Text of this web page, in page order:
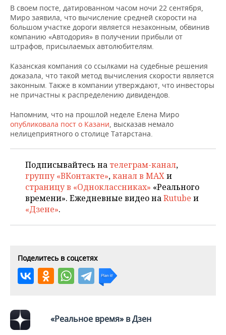
ТАТАРСТАНА
ИНВЕСТИЦИИ
НЕФТЕХИМИЯ
НЕФТЬ
ОПК
ЭНЕРГЕТИКА
НОВОСТИ БИЗНЕСА
РОЗНИЧНАЯ ТОРГОВЛЯ
ТРАНСПОРТ
УСЛУГИ
ТЕХНОЛОГИИ
НОВОСТИ ТЕХНОЛОГИЙ
IT
МЕДИА
ТЕЛЕКОММУНИКАЦИИ
МЕРОПРИЯТИЯ
НОВОСТИ МЕРОПРИЯТИЙ
ВЫЕЗДНАЯ РЕДАКЦИЯ
БИЗНЕС-БРАНЧИ
ONLINE-КОНФЕРЕНЦИИ
СПОРТ
НОВОСТИ СПОРТА
ФУТБОЛ
ХОККЕЙ
ВОЛЕЙБОЛ
КИБЕРСПОРТ
ФИГУРНОЕ КАТАНИЕ
ХОККЕЙ С МЯЧОМ
ОБЩЕСТВО
НОВОСТИ ОБЩЕСТВА
ВЛАСТЬ
ИСТОРИЯ
КУЛЬТУРА
МЕДИЦИНА
ПРОИСШЕСТВИЯ
ФОТОГАЛЕРЕЯ
СЮЖЕТЫ
СПИСОК ПЕРСОН
СПИСОК КОМПАНИЙ
ПОЛНАЯ ВЕРСИЯ
В своем посте, датированном часом ночи 22 сентября,
Миро заявила, что вычисление средней скорости на
большом участке дороги является незаконным, обвинив
компанию «Автодория» в получении прибыли от
штрафов, присылаемых автолюбителям.
Казанская компания со ссылками на судебные решения
доказала, что такой метод вычисления скорости является
законным. Также в компании утверждают, что инвесторы
не причастны к распределению дивидендов.
Напомним, что на прошлой неделе Елена Миро
опубликовала пост о Казани, высказав немало
нелицеприятного о столице Татарстана.
Подписывайтесь на телеграм-канал,
группу «ВКонтакте»,канал в MAXи
страницу в «Одноклассниках» «Реального
времени». Ежедневные видео наRutube и
«Дзене».
Поделитесь в соцсетях
«Реальное время» в Дзен